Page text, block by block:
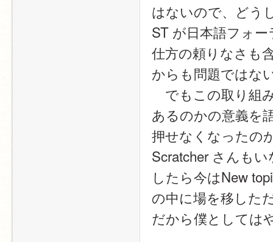
はないので、どう
ST が日本語フォ
仕方の頼りなさも
からも問題ではな
でもこの取り組
あるのかの意義を
押せなくなったの
Scratcher さんも
したら今はNew
の中に場を移した
だから僕としては